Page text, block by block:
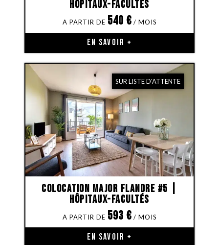
Hôpitaux-Facultés
540 €
EN SAVOIR +
SUR LISTE D'ATTENTE
Colocation Major Flandre #5 |
Hôpitaux-Facultés
593 €
EN SAVOIR +